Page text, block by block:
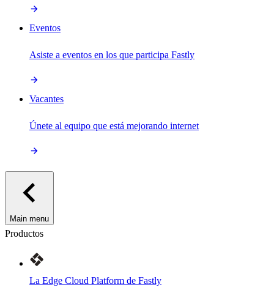
Eventos
Asiste a eventos en los que participa Fastly
Vacantes
Únete al equipo que está mejorando internet
Main menu
Productos
La Edge Cloud Platform de Fastly